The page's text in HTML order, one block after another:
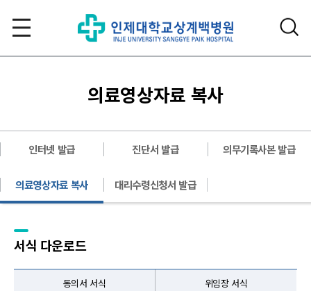
의료영상자료 복사
인터넷 발급 진단서 발급 의무기록사본 발급
의료영상자료 복사 대리수령신청서 발급
서식 다운로드
동의서 서식 위임장 서식